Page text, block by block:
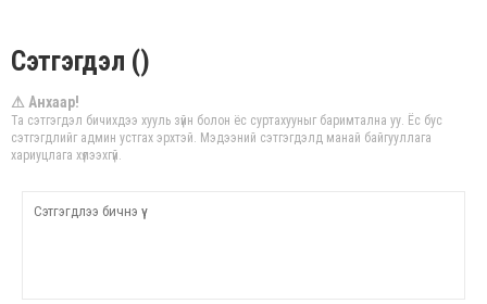
Сэтгэгдэл ()
⚠ Анхаар!
Та сэтгэгдэл бичихдээ хууль зүйн болон ёс суртахууныг баримтална уу. Ёс бус
сэтгэгдлийг админ устгах эрхтэй. Мэдээний сэтгэгдэлд манай байгууллага
хариуцлага хүлээхгүй.